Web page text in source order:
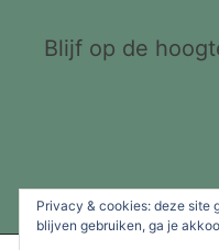
Blijf op de
Privacy & cookies: deze site
blijven gebruiken, ga je